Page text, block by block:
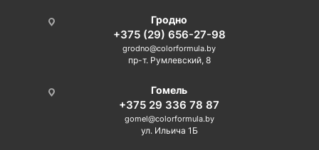
Гродно
+375 (29) 656-27-98
grodno@colorformula.by
пр-т. Румлевский, 8
Гомель
+375 29 336 78 87
gomel@colorformula.by
ул. Ильича 1Б